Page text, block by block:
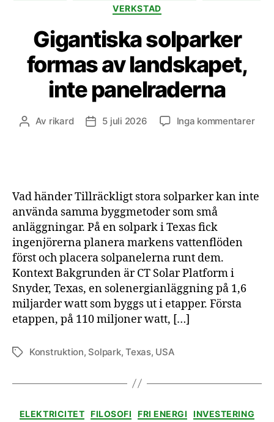
VERKSTAD
Gigantiska solparker
formas av landskapet,
inte panelraderna
Inläggsförfattare
Av rikard Inläggsdatum
5 juli 2026 Inga kommentarertill
inte
Vad händer Tillräckligt stora solparker kan inte
använda samma byggmetoder som små
anläggningar. På en solpark i Texas fick
ingenjörerna planera markens vattenflöden
först och placera solpanelerna runt dem.
Kontext Bakgrunden är CT Solar Platform i
Snyder, Texas, en solenergianläggning på 1,6
miljarder watt som byggs ut i etapper. Första
etappen, på 110 miljoner watt, […]
EtiketterKonstruktion, Solpark,Texas, USA
Kategorier
ELEKTRICITET FILOSOFI FRI ENERGI
INVESTERING